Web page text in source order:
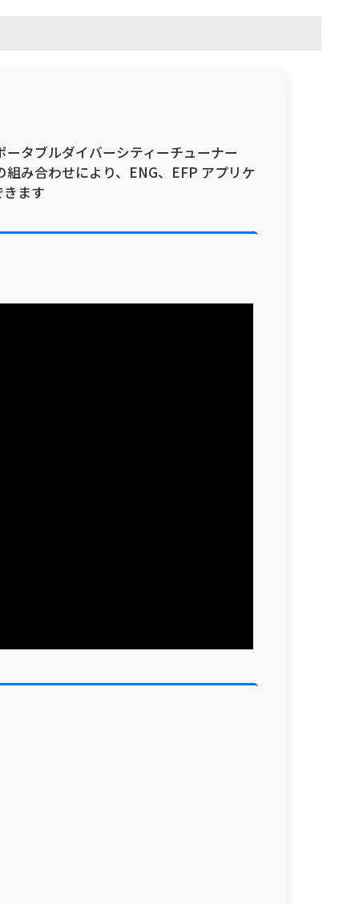
ータブルダイバーシティーチューナー
み合わせにより、ENG、EFP アプリケ
ます